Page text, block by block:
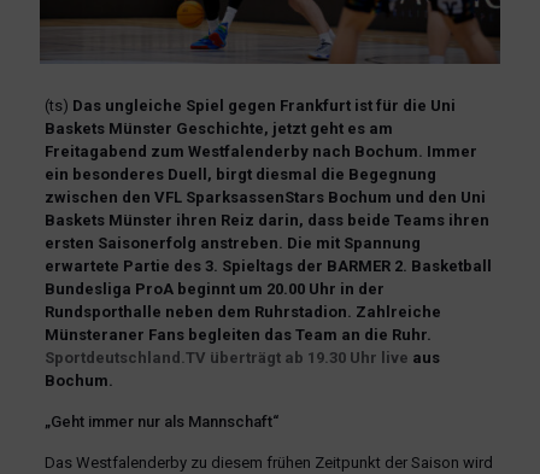
(ts) Das ungleiche Spiel gegen Frankfurt ist für die Uni
Baskets Münster Geschichte, jetzt geht es am
Freitagabend zum Westfalenderby nach Bochum. Immer
ein besonderes Duell, birgt diesmal die Begegnung
zwischen den VFL SparksassenStars Bochum und den Uni
Baskets Münster ihren Reiz darin, dass beide Teams ihren
ersten Saisonerfolg anstreben. Die mit Spannung
erwartete Partie des 3. Spieltags der BARMER 2. Basketball
Bundesliga ProA beginnt um 20.00 Uhr in der
Rundsporthalle neben dem Ruhrstadion. Zahlreiche
Münsteraner Fans begleiten das Team an die Ruhr.
Sportdeutschland.TV überträgt ab 19.30 Uhr live aus
Bochum.
„Geht immer nur als Mannschaft“
Das Westfalenderby zu diesem frühen Zeitpunkt der Saison wird